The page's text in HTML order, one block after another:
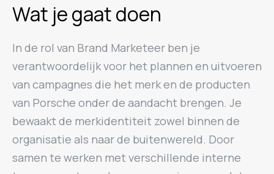
Wat je gaat doen
In de rol van Brand Marketeer ben je
verantwoordelijk voor het plannen en uitvoeren
van campagnes die het merk en de producten
van Porsche onder de aandacht brengen. Je
bewaakt de merkidentiteit zowel binnen de
organisatie als naar de buitenwereld. Door
samen te werken met verschillende interne